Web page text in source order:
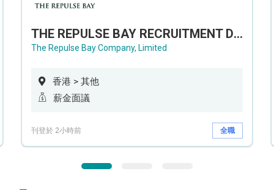
THE REPULSE BAY RECRUITMENT DAY 淺水灣影灣園人才招聘會
The Repulse Bay Company, Limited
香港 > 其他
薪金面議
刊登於 2小時前 全職